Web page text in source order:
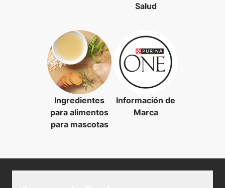
Salud
Ingredientes
para alimentos
para mascotas
Información de
Marca